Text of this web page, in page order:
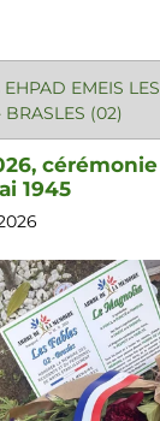
EHPAD EMEIS LES
BRASLES (02)
cérémonie
1945